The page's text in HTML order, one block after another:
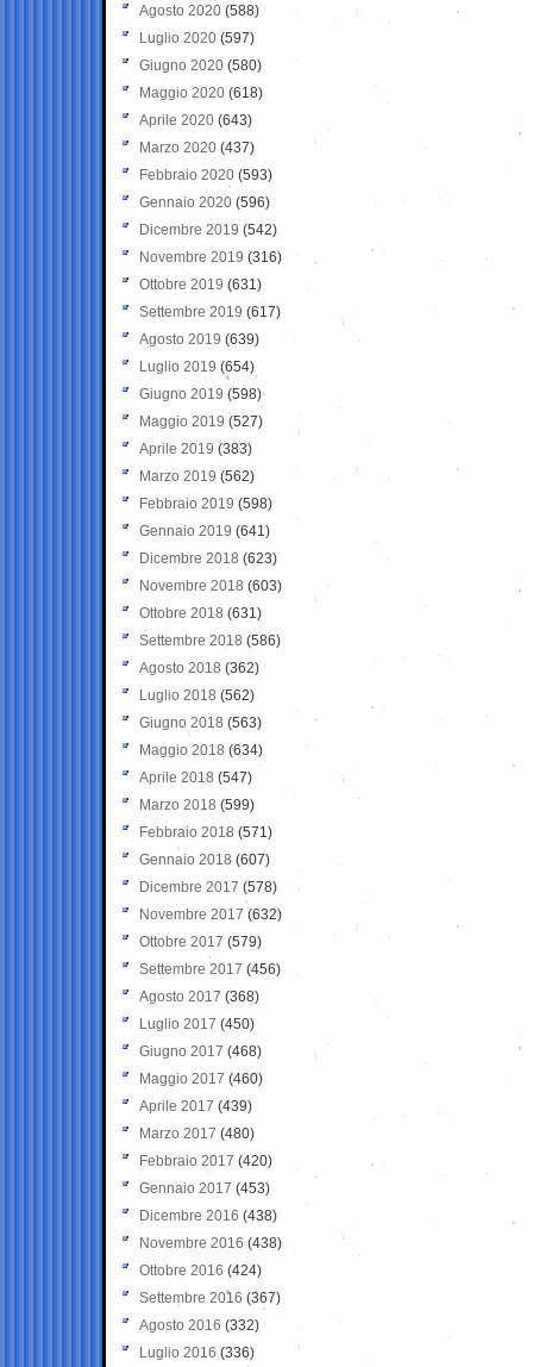
Agosto 2020 (588)
Luglio 2020 (597)
Giugno 2020 (580)
Maggio 2020 (618)
Aprile 2020 (643)
Marzo 2020 (437)
Febbraio 2020 (593)
Gennaio 2020 (596)
Dicembre 2019 (542)
Novembre 2019 (316)
Ottobre 2019 (631)
Settembre 2019 (617)
Agosto 2019 (639)
Luglio 2019 (654)
Giugno 2019 (598)
Maggio 2019 (527)
Aprile 2019 (383)
Marzo 2019 (562)
Febbraio 2019 (598)
Gennaio 2019 (641)
Dicembre 2018 (623)
Novembre 2018 (603)
Ottobre 2018 (631)
Settembre 2018 (586)
Agosto 2018 (362)
Luglio 2018 (562)
Giugno 2018 (563)
Maggio 2018 (634)
Aprile 2018 (547)
Marzo 2018 (599)
Febbraio 2018 (571)
Gennaio 2018 (607)
Dicembre 2017 (578)
Novembre 2017 (632)
Ottobre 2017 (579)
Settembre 2017 (456)
Agosto 2017 (368)
Luglio 2017 (450)
Giugno 2017 (468)
Maggio 2017 (460)
Aprile 2017 (439)
Marzo 2017 (480)
Febbraio 2017 (420)
Gennaio 2017 (453)
Dicembre 2016 (438)
Novembre 2016 (438)
Ottobre 2016 (424)
Settembre 2016 (367)
Agosto 2016 (332)
Luglio 2016 (336)